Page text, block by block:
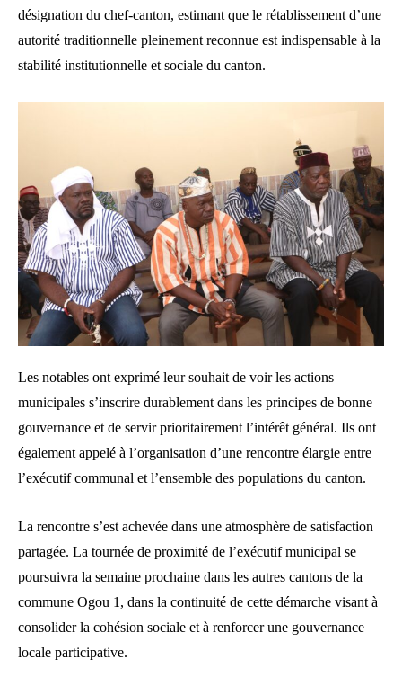
désignation du chef-canton, estimant que le rétablissement d’une
autorité traditionnelle pleinement reconnue est indispensable à la
stabilité institutionnelle et sociale du canton.
Les notables ont exprimé leur souhait de voir les actions
municipales s’inscrire durablement dans les principes de bonne
gouvernance et de servir prioritairement l’intérêt général. Ils ont
également appelé à l’organisation d’une rencontre élargie entre
l’exécutif communal et l’ensemble des populations du canton.
La rencontre s’est achevée dans une atmosphère de satisfaction
partagée. La tournée de proximité de l’exécutif municipal se
poursuivra la semaine prochaine dans les autres cantons de la
commune Ogou 1, dans la continuité de cette démarche visant à
consolider la cohésion sociale et à renforcer une gouvernance
locale participative.